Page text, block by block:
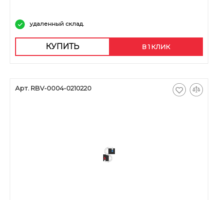
удаленный склад.
КУПИТЬ В 1 КЛИК
Арт. RBV-0004-0210220